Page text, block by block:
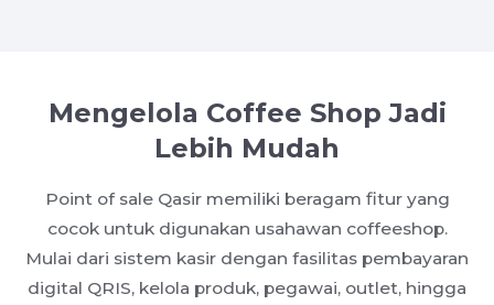
Mengelola Coffee Shop Jadi
Lebih Mudah
Point of sale Qasir memiliki beragam fitur yang
cocok untuk digunakan usahawan coffeeshop.
Mulai dari sistem kasir dengan fasilitas pembayaran
digital QRIS, kelola produk, pegawai, outlet, hingga